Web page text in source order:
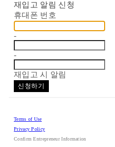
재입고 알림 신청
휴대폰 번호
-
-
재입고 시 알림
신청하기
Terms of Use
Privacy Policy
Confirm Entrepreneur Information